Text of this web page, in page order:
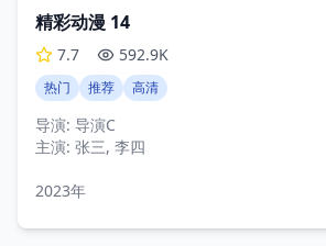
精彩动漫 14
7.7 592.9K
热门 推荐 高清
导演: 导演C
主演: 张三, 李四
2023年